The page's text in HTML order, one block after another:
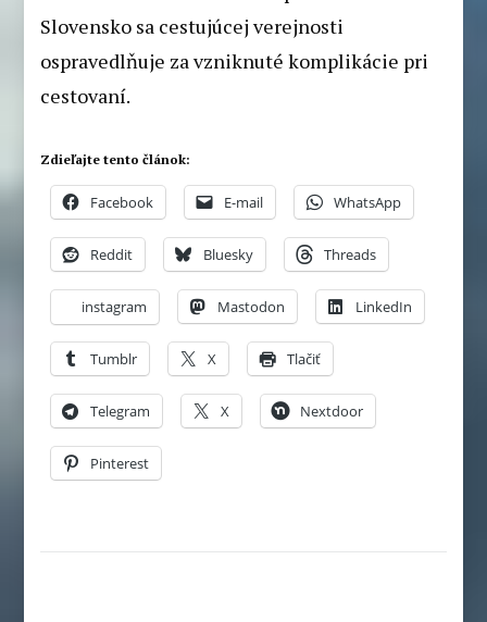
Slovensko sa cestujúcej verejnosti
ospravedlňuje za vzniknuté komplikácie pri
cestovaní.
Zdieľajte tento článok:
Facebook E-mail WhatsApp
Reddit Bluesky Threads
instagram Mastodon LinkedIn
Tumblr X Tlačiť
Telegram X Nextdoor
Pinterest